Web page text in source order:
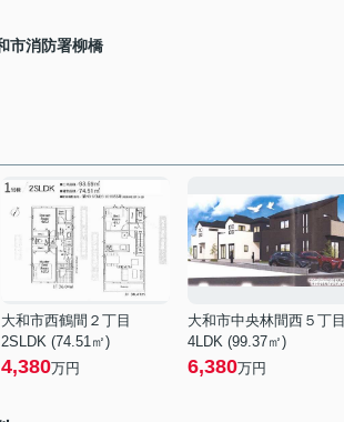
市消防署柳橋
大和市西鶴間２丁目
2SLDK (74.51㎡)
4,380万円
大和市中央林間西５丁目
4LDK (99.37㎡)
6,380万円